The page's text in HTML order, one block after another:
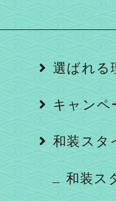
選ばれる
キャンペ
和装スタ
和装ス